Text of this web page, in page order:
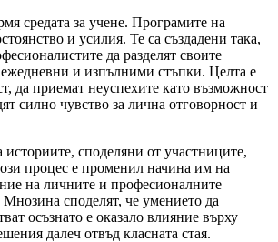
средата за учене. Програмите на
и усилия. Те са създадени така,
да разделят своите
и изпълними стъпки. Целта е
да приемат неуспехите като възможност
силно чувство за лична отговорност и
споделяни от участниците,
процес е променил начина им на
на личните и професионалните
Мнозина споделят, че умението да
осъзнато е оказало влияние върху
далеч отвъд класната стая.